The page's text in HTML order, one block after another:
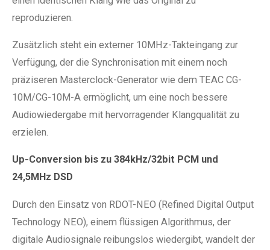
reproduzieren.
Zusätzlich steht ein externer 10MHz-Takteingang zur
Verfügung, der die Synchronisation mit einem noch
präziseren Masterclock-Generator wie dem TEAC CG-
10M/CG-10M-A ermöglicht, um eine noch bessere
Audiowiedergabe mit hervorragender Klangqualität zu
erzielen.
Up-Conversion bis zu 384kHz/32bit PCM und
24,5MHz DSD
Durch den Einsatz von RDOT-NEO (Refined Digital Output
Technology NEO), einem flüssigen Algorithmus, der
digitale Audiosignale reibungslos wiedergibt, wandelt der